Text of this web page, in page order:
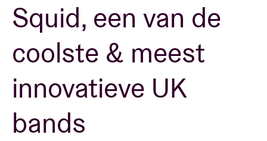
ABtv
Concertcheque
Over AB
Contact
Squid, een van de
coolste & meest
innovatieve UK
bands